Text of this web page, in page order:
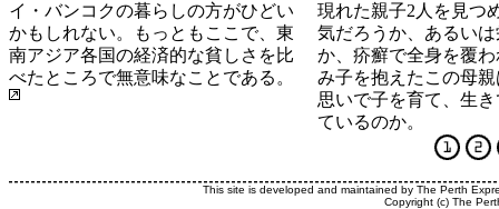
イ・バンコクの暮らしの方がひどい
かもしれない。もっともここで、東
南アジア各国の経済的な貧しさを比
べたところで無意味なことである。
現れた親子2人を見つ
気だろうか、あるい
か、疥癬で全身を覆
み子を抱えたこの母
思いで子を育て、生
ているのか。
This site is developed and maintained by The Perth
Copyright (c) The